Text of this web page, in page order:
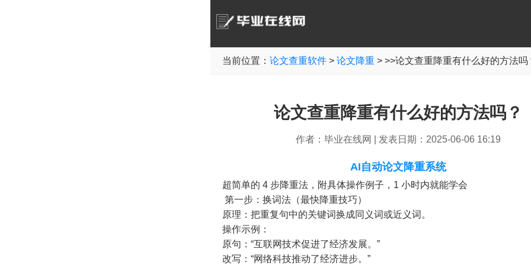
当前位置： 论文查重软件> 论文降重> >>论文查重降重有什么好的方法吗
论文查重降重有什么好的方法吗？
作者：毕业在线网 发表日期：2025-06-06 16:19
AI自动论文降重系统
超简单的 4 步降重法，附具体操作例子，1 小时内就能学会
第一步：换词法（最快降重技巧）
原理：把重复句中的关键词换成同义词或近义词。
操作示例：
原句：“互联网技术促进了经济发展。”
改写：“网络科技推动了经济进步。”